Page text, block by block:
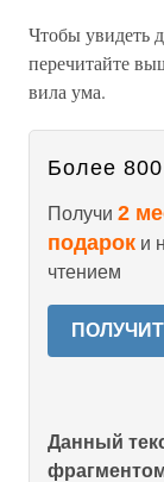
Чтобы увидеть
перечитайте
вила ума.
Более 800
Получи 2
подарок и
чтением
Данный